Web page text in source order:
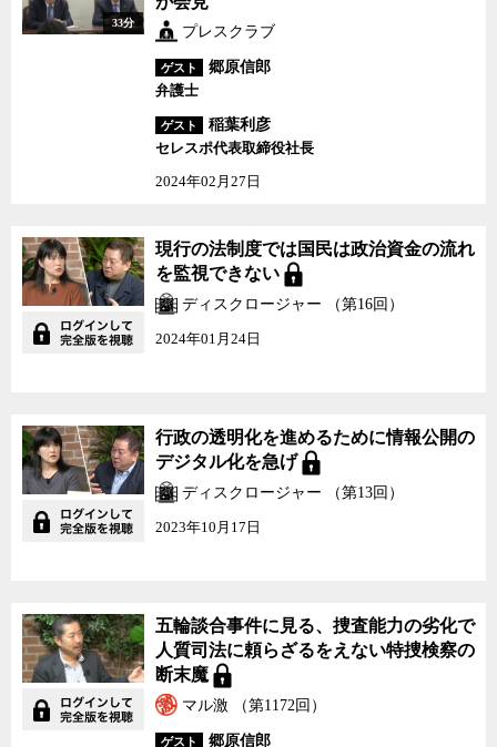
33分
プレスクラブ
ゲスト
郷原信郎
弁護士
ゲスト
稲葉利彦
セレスポ代表取締役社長
2024年02月27日
現行の法制度では国民は政治資金の流れ
を監視できない
ディスクロージャー （第16回）
2024年01月24日
行政の透明化を進めるために情報公開の
デジタル化を急げ
ディスクロージャー （第13回）
2023年10月17日
五輪談合事件に見る、捜査能力の劣化で
人質司法に頼らざるをえない特捜検察の
断末魔
マル激 （第1172回）
ゲスト
郷原信郎